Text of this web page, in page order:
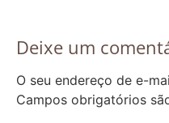
Deixe um
O seu endereço de e-
Campos obrigatórios